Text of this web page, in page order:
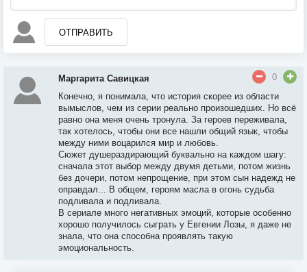
ОТПРАВИТЬ
Маргарита Савицкая
0
Конечно, я понимала, что история скорее из области
вымыслов, чем из серии реально произошедших. Но всё
равно она меня очень тронула. За героев переживала,
так хотелось, чтобы они все нашли общий язык, чтобы
между ними воцарился мир и любовь.
Сюжет душераздирающий буквально на каждом шагу:
сначала этот выбор между двумя детьми, потом жизнь
без дочери, потом непрощение, при этом сын надежд не
оправдал... В общем, героям масла в огонь судьба
подливала и подливала.
В сериале много негативных эмоций, которые особенно
хорошо получилось сыграть у Евгении Лозы, я даже не
знала, что она способна проявлять такую
эмоциональность.